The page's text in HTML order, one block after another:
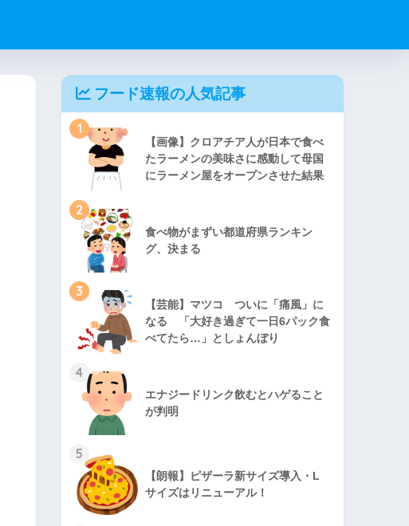
フード速報の人気記事
1
【画像】クロアチア人が日本で食べ
たラーメンの美味さに感動して母国
にラーメン屋をオープンさせた結果
2
食べ物がまずい都道府県ランキン
グ、決まる
3
【芸能】マツコ ついに「痛風」に
なる 「大好き過ぎて一日6パック食
べてたら…」としょんぼり
4
エナジードリンク飲むとハゲること
が判明
5
【朗報】ピザーラ新サイズ導入・L
サイズはリニューアル！